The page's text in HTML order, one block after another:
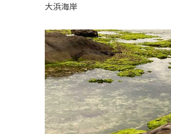
大浜海岸